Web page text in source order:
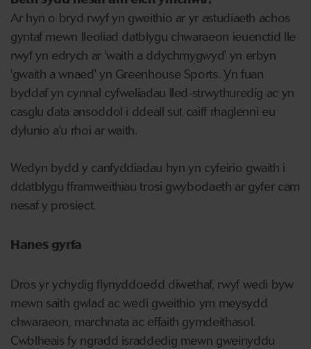
Ar hyn o bryd rwyf yn gweithio ar yr astudiaeth achos
gyntaf mewn lleoliad datblygu chwaraeon ieuenctid lle
rwyf yn edrych ar 'waith a ddychmygwyd' yn erbyn
'gwaith a wnaed' yn Greenhouse Sports. Yn fuan
byddaf yn cynnal cyfweliadau lled-strwythuredig ac yn
casglu data ansoddol i ddeall sut caiff rhaglenni eu
dylunio a'u rhoi ar waith.
Wedyn bydd y canfyddiadau hyn yn cyfeirio gwaith i
ddatblygu fframweithiau trosi gwybodaeth ar gyfer cam
nesaf y prosiect.
Hanes gyrfa
Dros yr ychydig flynyddoedd diwethaf, rwyf wedi byw
mewn saith gwlad ac wedi gweithio ym meysydd
chwaraeon, marchnata ac effaith gymdeithasol.
Cwblheais fy ngradd israddedig mewn gweinyddu